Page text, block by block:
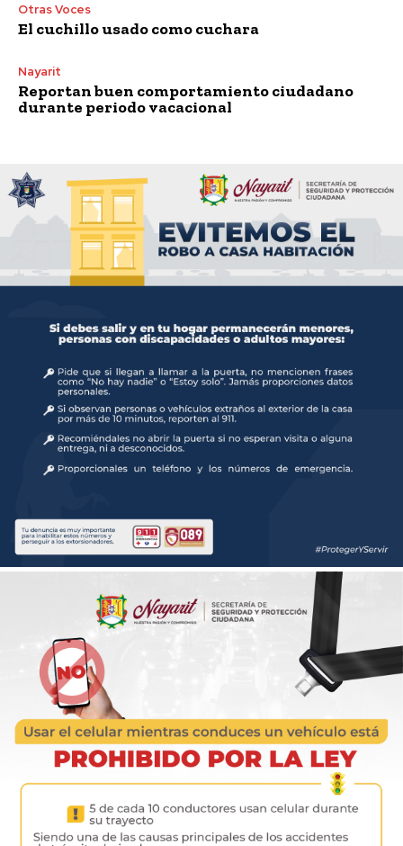
Otras Voces
El cuchillo usado como cuchara
Nayarit
Reportan buen comportamiento ciudadano
durante periodo vacacional